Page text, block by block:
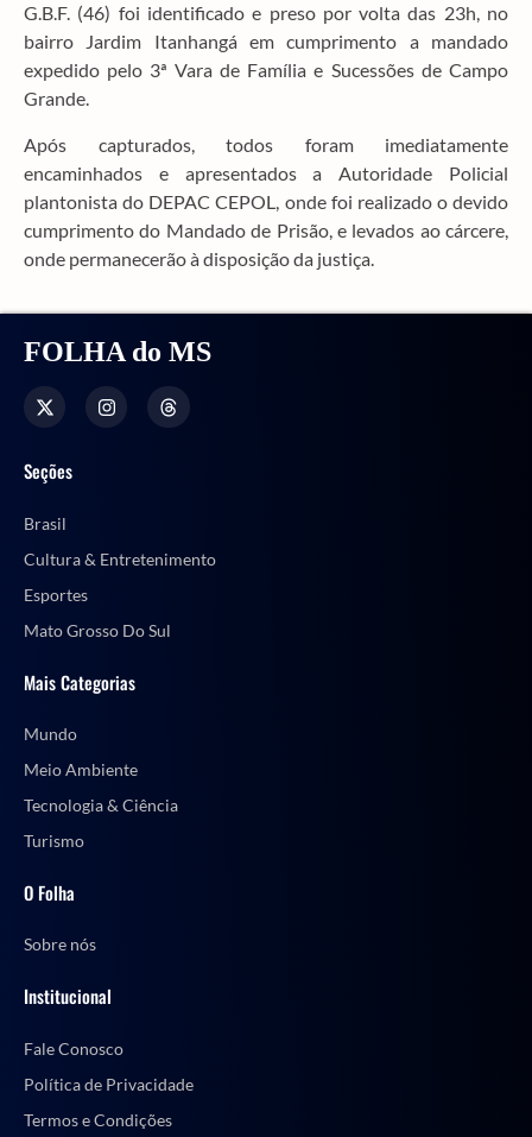
G.B.F. (46) foi identificado e preso por volta das 23h, no
bairro Jardim Itanhangá em cumprimento a mandado
expedido pelo 3ª Vara de Família e Sucessões de Campo
Grande.
Após capturados, todos foram imediatamente
encaminhados e apresentados a Autoridade Policial
plantonista do DEPAC CEPOL, onde foi realizado o devido
cumprimento do Mandado de Prisão, e levados ao cárcere,
onde permanecerão à disposição da justiça.
FOLHA do MS
Seções
Brasil
Cultura & Entretenimento
Esportes
Mato Grosso Do Sul
Mais Categorias
Mundo
Meio Ambiente
Tecnologia & Ciência
Turismo
O Folha
Sobre nós
Institucional
Fale Conosco
Política de Privacidade
Termos e Condições